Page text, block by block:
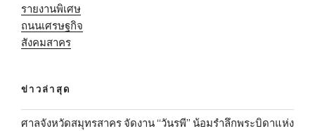
รายงานพิเศษ
ถนนเศรษฐกิจ
สังคมสาคร
ข่าวล่าสุด
ศาลจังหวัดสมุทรสาคร จัดงาน “วันรพี” น้อมรำลึกพระบิดาแห่ง